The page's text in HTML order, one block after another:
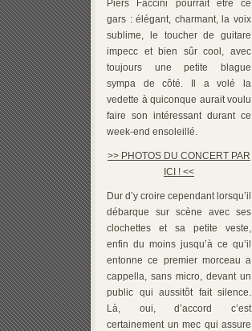
Piers Faccini pourrait être ce
gars : élégant, charmant, la voix
sublime, le toucher de guitare
impecc et bien sûr cool, avec
toujours une petite blague
sympa de côté. Il a volé la
vedette à quiconque aurait voulu
faire son intéressant durant ce
week-end ensoleillé.
>> PHOTOS DU CONCERT PAR
ICI ! <<
Dur d’y croire cependant lorsqu’il
débarque sur scène avec ses
clochettes et sa petite veste,
enfin du moins jusqu’à ce qu’il
entonne ce premier morceau a
cappella, sans micro, devant un
public qui aussitôt fait silence.
Là, oui, d’accord c’est
certainement un mec qui assure